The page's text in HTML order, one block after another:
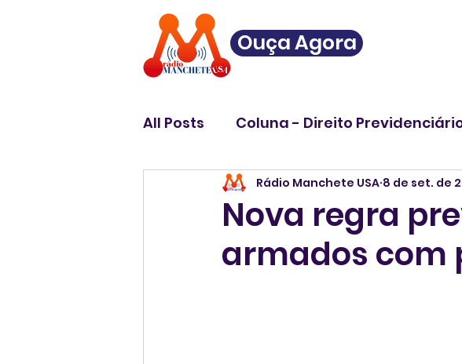
Ouça Agora
All Posts Coluna - Direito
Nova regra
armados com
Rádio Manchete USA 8 de set. de